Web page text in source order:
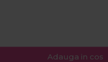
Adauga in cos